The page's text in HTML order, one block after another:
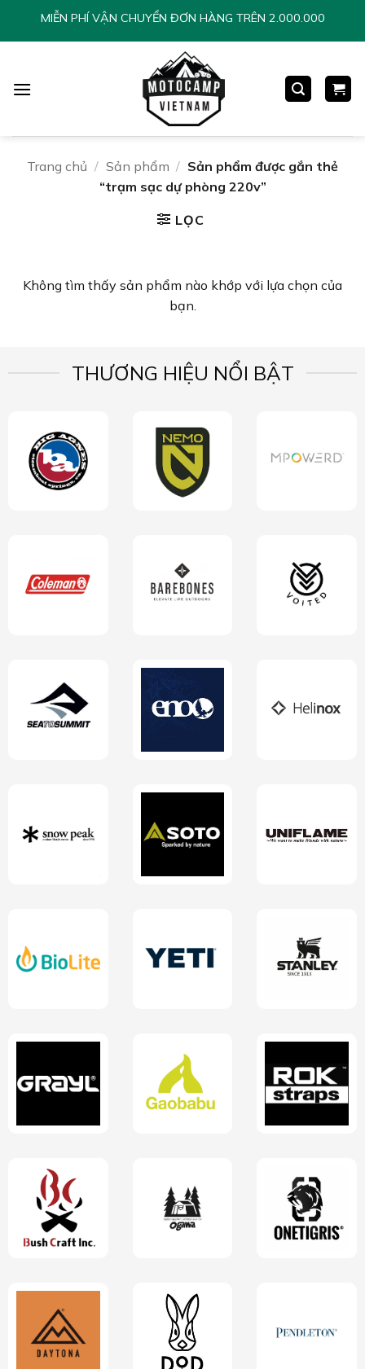
ChuyểnMIỄN PHÍ VẬN CHUYỂN ĐƠN HÀNG TRÊN 2.000.000
Trang chủ / Sản phẩm / Sản phẩm được gắn thẻ
“trạm sạc dự phòng 220v”
LỌC
Không tìm thấy sản phẩm nào khớp với lựa chọn của
bạn.
THƯƠNG HIỆU NỔI BẬT